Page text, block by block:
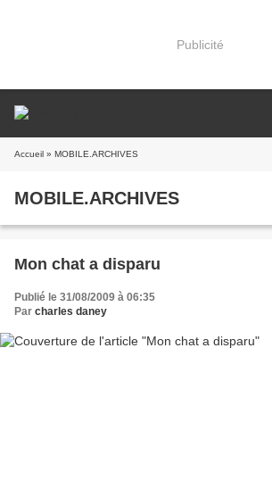
Publicité
Accueil » MOBILE.ARCHIVES
MOBILE.ARCHIVES
Mon chat a disparu
Publié le 31/08/2009 à 06:35
Par charles daney